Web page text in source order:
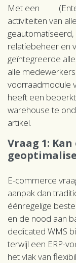
Met een
activiteiten van
relatiebeheer en
geïntegreerde
alle
voorraadmodule
heeft een
warehouse te
artikel.
Vraag 1:
E-commerce
aanpak dan
éénregelige
en de nood aan
dedicated WMS
terwijl een ERP-
het vlak van